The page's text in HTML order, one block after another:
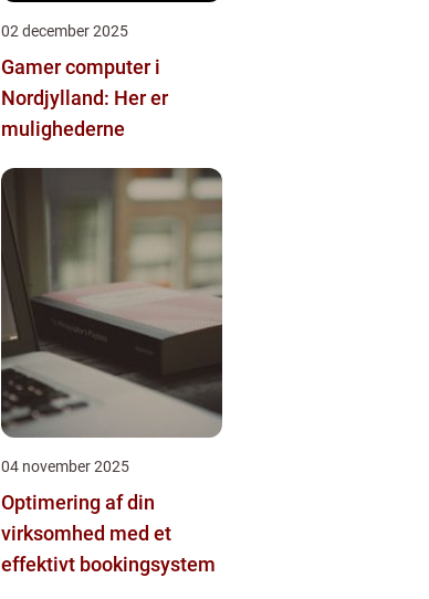
02 december 2025
Gamer computer i
Nordjylland: Her er
mulighederne
04 november 2025
Optimering af din
virksomhed med et
effektivt bookingsystem